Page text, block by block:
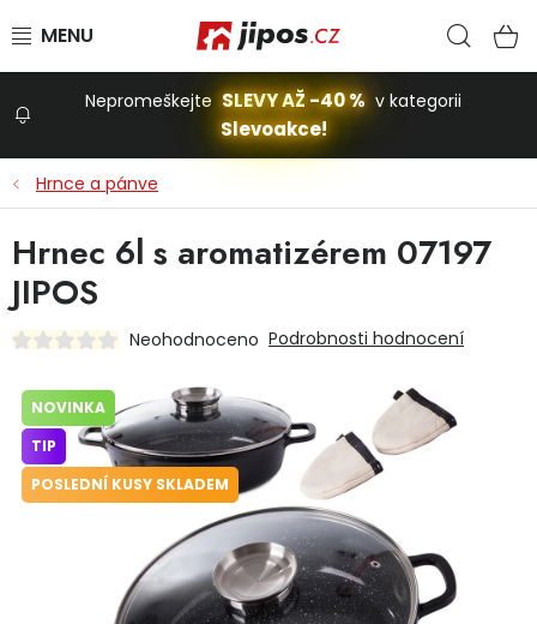
Stavba a dům
Dílna
Domácnost
Dětská hřiště
Nepromeškejte SLEVY AŽ -40 % v kategorii
Slevoakce!
Hrnce a pánve
Hrnec 6l s aromatizérem 07197
JIPOS
Neohodnoceno Podrobnosti hodnocení
NOVINKA
TIP
POSLEDNÍ KUSY SKLADEM